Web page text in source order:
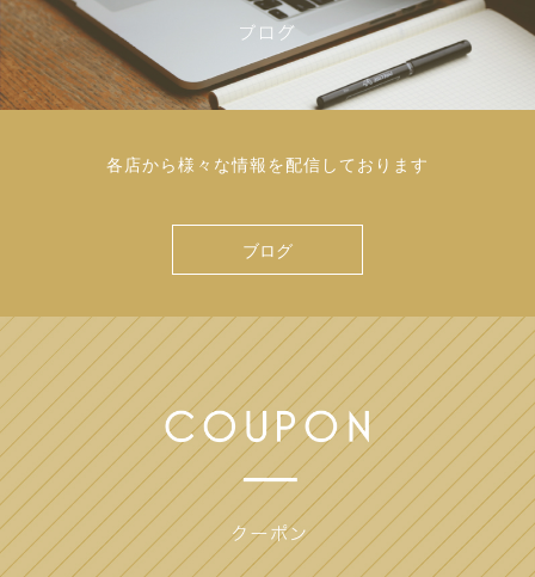
各店から様々な情報を配信しております
ブログ